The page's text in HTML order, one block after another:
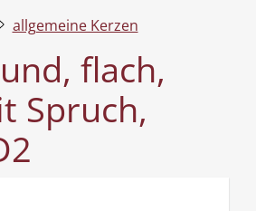
allgemeine Kerzen
flach,
Spruch,